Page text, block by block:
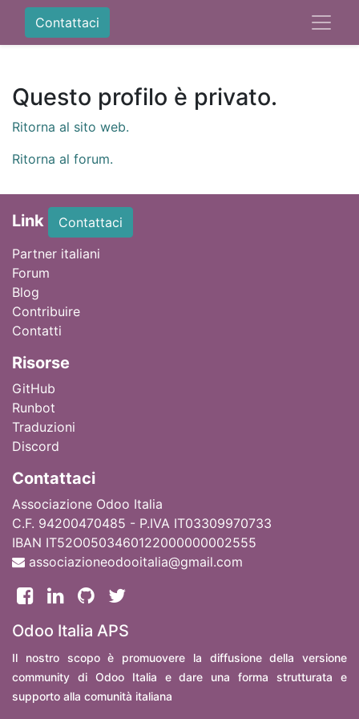
Contattaci
Questo profilo è privato.
Ritorna al sito web.
Ritorna al forum.
Link
Contattaci
Partner italiani
Forum
Blog
Contribuire
Contatti
Risorse
GitHub
Runbot
Traduzioni
Discord
Contattaci
Associazione Odoo Italia
C.F. 94200470485 - P.IVA IT03309970733
IBAN IT52O0503460122000000002555
associazioneodooitalia@gmail.com
Odoo Italia APS
Il nostro scopo è promuovere la diffusione della versione
community di Odoo Italia e dare una forma strutturata e
supporto alla comunità italiana